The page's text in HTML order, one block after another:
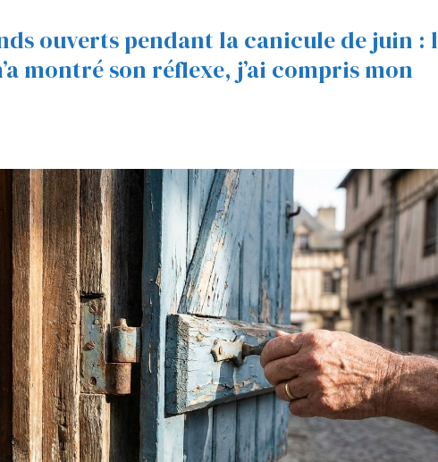
ouverts pendant la canicule de juin :
montré son réflexe, j’ai compris mon